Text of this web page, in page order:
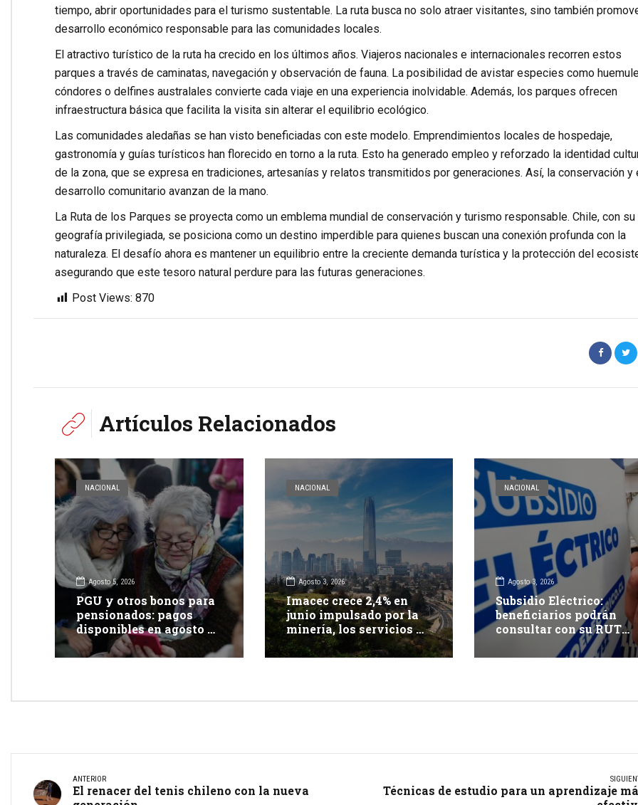
tiempo, abrir oportunidades para el turismo sustentable. La ruta busca no solo atraer visitantes, sino también
desarrollo económico responsable para las comunidades locales.
El atractivo turístico de la ruta ha crecido en los últimos años. Viajeros nacionales e internacionales recorren estos
parques a través de caminatas, navegación y observación de fauna. La posibilidad de avistar especies como
cóndores o delfines australales convierte cada viaje en una experiencia inolvidable. Además, los parques ofrecen
infraestructura básica que facilita la visita sin alterar el equilibrio ecológico.
Las comunidades aledañas se han visto beneficiadas con este modelo. Emprendimientos locales de hospedaje,
gastronomía y guías turísticos han florecido en torno a la ruta. Esto ha generado empleo y reforzado la identidad
de la zona, que se expresa en tradiciones, artesanías y relatos transmitidos por generaciones. Así, la conservación y
desarrollo comunitario avanzan de la mano.
La Ruta de los Parques se proyecta como un emblema mundial de conservación y turismo responsable. Chile, con su
geografía privilegiada, se posiciona como un destino imperdible para quienes buscan una conexión profunda con la
naturaleza. El desafío ahora es mantener un equilibrio entre la creciente demanda turística y la protección del
asegurando que este tesoro natural perdure para las futuras generaciones.
Post Views: 870
Artículos Relacionados
NACIONAL
Agosto 5, 2026
PGU y otros bonos para
pensionados: pagos
disponibles en agosto de
2026
NACIONAL
Agosto 3, 2026
Imacec crece 2,4% en
junio impulsado por la
minería, los servicios y
el comercio
NACIONAL
Agosto 3, 2026
Subsidio Eléctrico:
beneficiarios podrán
consultar con su RUT
desde el 12 de agosto
ANTERIOR
El renacer del tenis chileno con la nueva
Técnicas de estudio para un aprendizaje